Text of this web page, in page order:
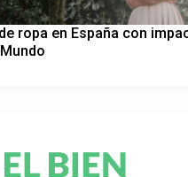
ropa en España con